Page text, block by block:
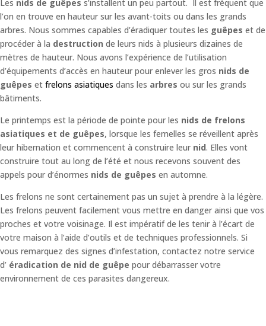
Les nids de guêpes s’installent un peu partout. Il est fréquent que
l’on en trouve en hauteur sur les avant-toits ou dans les grands
arbres. Nous sommes capables d’éradiquer toutes les guêpes et de
procéder à la destruction de leurs nids à plusieurs dizaines de
mètres de hauteur. Nous avons l’expérience de l’utilisation
d’équipements d’accès en hauteur pour enlever les gros nids de
guêpes et frelons asiatiques dans les arbres ou sur les grands
bâtiments.
Le printemps est la période de pointe pour les nids de frelons
asiatiques et de guêpes, lorsque les femelles se réveillent après
leur hibernation et commencent à construire leur nid. Elles vont
construire tout au long de l’été et nous recevons souvent des
appels pour d’énormes nids de guêpes en automne.
Les frelons ne sont certainement pas un sujet à prendre à la légère.
Les frelons peuvent facilement vous mettre en danger ainsi que vos
proches et votre voisinage. Il est impératif de les tenir à l’écart de
votre maison à l’aide d’outils et de techniques professionnels. Si
vous remarquez des signes d’infestation, contactez notre service
d’ éradication de nid de guêpe pour débarrasser votre
environnement de ces parasites dangereux.